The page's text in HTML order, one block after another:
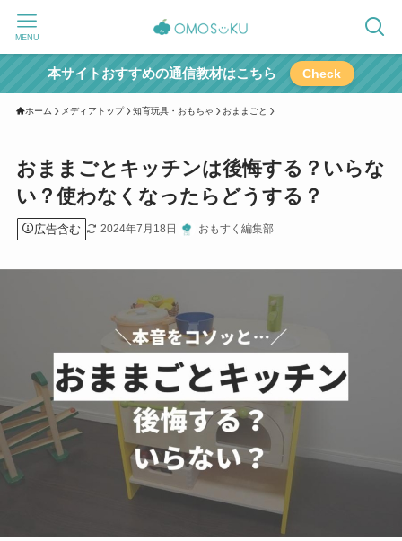
MENU
本サイトおすすめの通信教材はこちら Check
ホーム メディアトップ 知育玩具・おもちゃ おままごと
おままごとキッチンは後悔する？いらな
い？使わなくなったらどうする？
広告含む 2024年7月18日 おもすく編集部